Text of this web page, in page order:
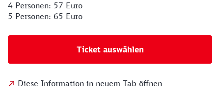
4 Personen: 57 Euro
5 Personen: 65 Euro
Ticket auswählen
Diese Information in neuem Tab öffnen